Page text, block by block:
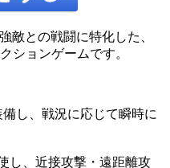
敵との戦闘に特化した、
ションゲームです。
し、戦況に応じて瞬時に
し、近接攻撃・遠距離攻